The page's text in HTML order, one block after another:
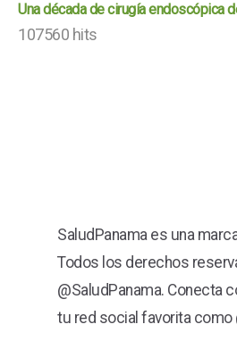
Una década de cirugía endoscópica
107560 hits
SaludPanama es una
Todos los derechos
@SaludPanama. Conecta
tu red social favorita como